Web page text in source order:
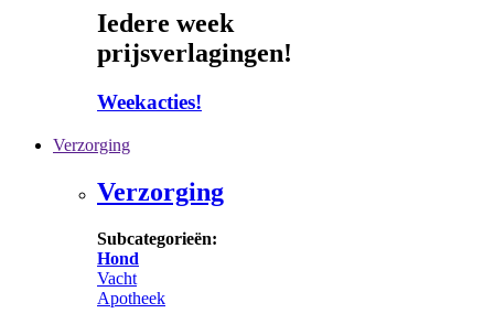
Iedere week
prijsverlagingen!
Weekacties!
Verzorging
Verzorging
Subcategorieën:
Hond
Vacht
Apotheek